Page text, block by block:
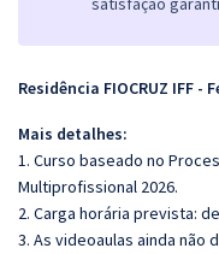
Residência FIOCRUZ IFF -
Mais detalhes:
1. Curso baseado no
Multiprofissional 2026.
2. Carga horária prevista:
3. As videoaulas ainda